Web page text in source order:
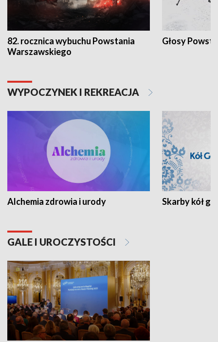
82. rocznica wybuchu Powstania
Warszawskiego
Głosy
WYPOCZYNEK I REKREACJA
Alchemia zdrowia i urody Skarby kół
GALE I UROCZYSTOŚCI